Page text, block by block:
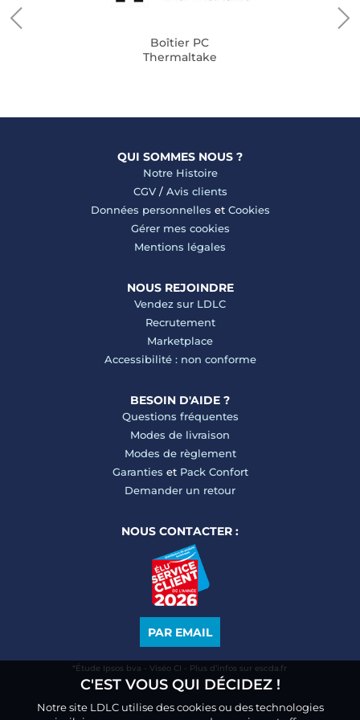
Boîtier PC
Thermaltake
QUI SOMMES NOUS ?
Notre Histoire
CGV/ Avis clients
Données personnelles et Cookies
Gérer mes cookies
Mentions légales
NOUS REJOINDRE
Vendez sur LDLC
Recrutement
Marketplace
Accessibilité : non conforme
BESOIN D'AIDE ?
Questions fréquentes
Modes de livraison
Modes de règlement
Garanties et Pack Confort
Demander un retour
NOUS CONTACTER :
PAR EMAIL
*Étude Ipsos bva - Viséo CI - Plus d’infos sur escda.fr
C'EST VOUS QUI DÉCIDEZ !
Notre site LDLC utilise des cookies ou des technologies